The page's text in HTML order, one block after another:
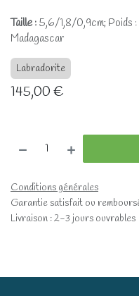
Taille : 5,6/1,8/0,9cm; Poids :
Madagascar
Labradorite
145,00€
Conditions générales
Garantie satisfait ou
Livraison : 2-3 jours ouvrables